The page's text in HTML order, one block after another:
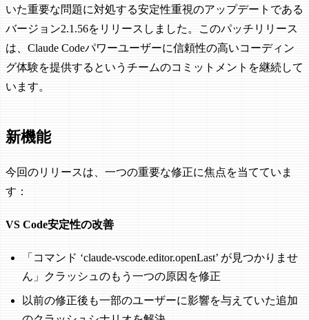
いた重要な問題に対処する安定性重視のアップデートである
バージョン2.1.56をリリースしました。このパッチリリース
は、Claude Codeパワーユーザーに信頼性の高いコーディン
グ体験を提供するというチームのコミットメントを継続して
います。
新機能
今回のリリースは、一つの重要な修正に焦点を当てていま
す：
VS Code安定性の改善
「コマンド ‘claude-vscode.editor.openLast’ が見つかりませ
ん」クラッシュのもう一つの原因を修正
以前の修正後も一部のユーザーに影響を与えていた追加